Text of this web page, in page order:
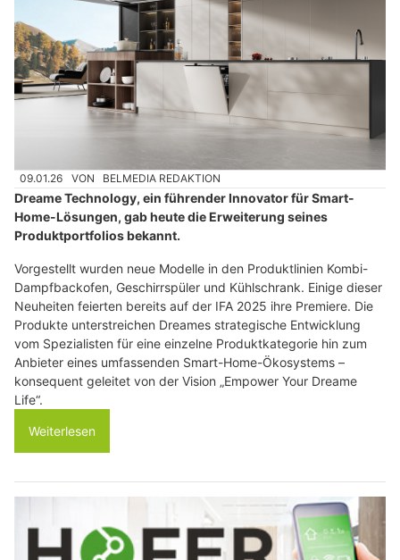
09.01.26 VON BELMEDIA REDAKTION
Dreame Technology, ein führender Innovator für Smart-
Home-Lösungen, gab heute die Erweiterung seines
Produktportfolios bekannt.
Vorgestellt wurden neue Modelle in den Produktlinien Kombi-
Dampfbackofen, Geschirrspüler und Kühlschrank. Einige dieser
Neuheiten feierten bereits auf der IFA 2025 ihre Premiere. Die
Produkte unterstreichen Dreames strategische Entwicklung
vom Spezialisten für eine einzelne Produktkategorie hin zum
Anbieter eines umfassenden Smart-Home-Ökosystems –
konsequent geleitet von der Vision „Empower Your Dreame
Life“.
Weiterlesen